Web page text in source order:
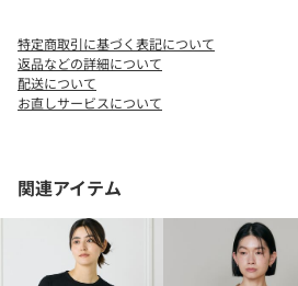
■サイズ表記はあくまで目安となります。
【原産国】
セルビア製
特定商取引に基づく表記について
返品などの詳細について
配送について
お直しサービスについて
関連アイテム